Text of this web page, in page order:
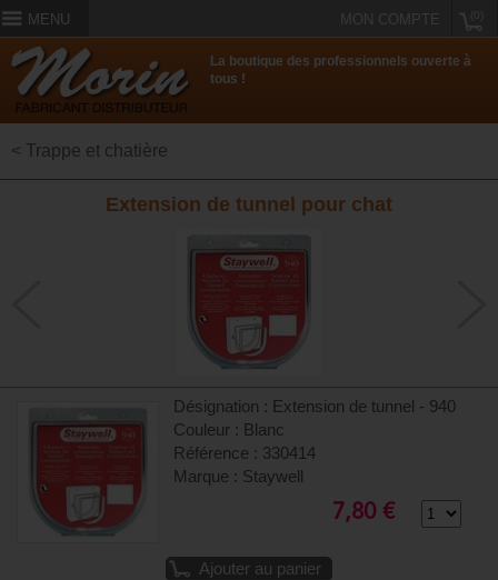
MENU MON COMPTE
La boutique des professionnels ouverte à
tous !
< Trappe et chatière
Extension de tunnel pour chat
Désignation : Extension de tunnel - 940
Couleur : Blanc
Référence : 330414
Marque : Staywell
7,80 €
Ajouter au panier